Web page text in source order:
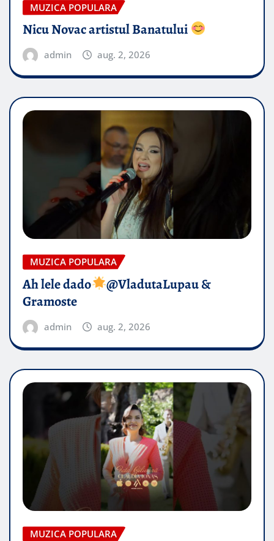
MUZICA POPULARA
Nicu Novac artistul Banatului
admin aug. 2, 2026
MUZICA POPULARA
Ah lele dado​
@VladutaLupau &
Gramoste
admin aug. 2, 2026
MUZICA POPULARA